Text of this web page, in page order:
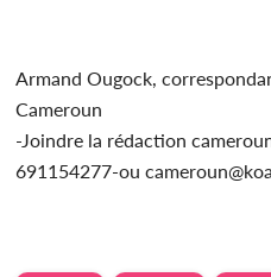
Armand Ougock,
Cameroun
-Joindre la rédaction
691154277-ou